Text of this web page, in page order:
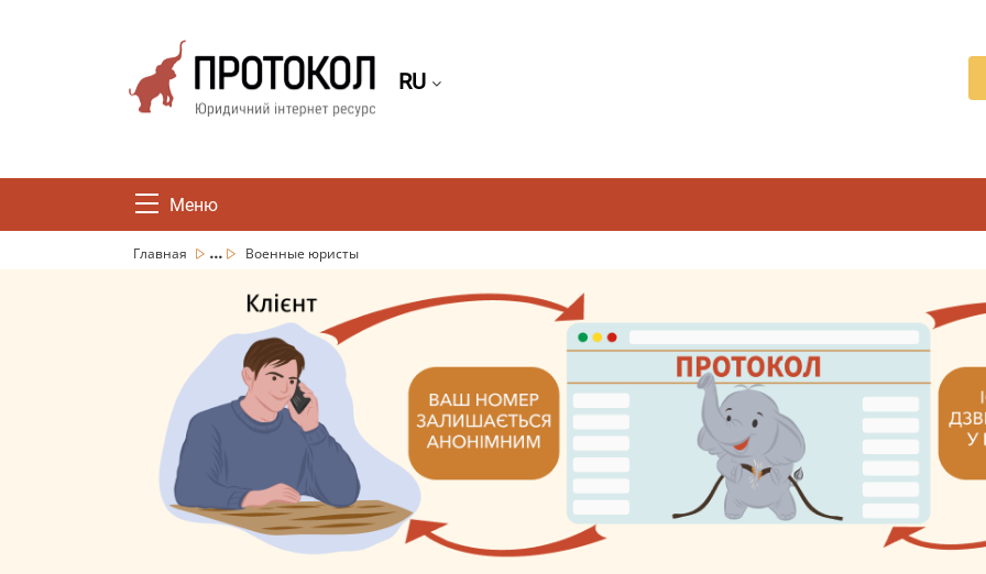
RU
Меню
Главная ... Военные юристы